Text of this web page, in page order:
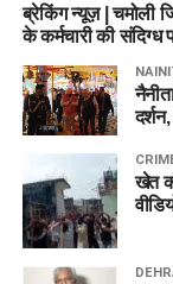
ब्रेकिंग न्यूज़ | चमोली
के कर्मचारी की संदिग्ध
खेत